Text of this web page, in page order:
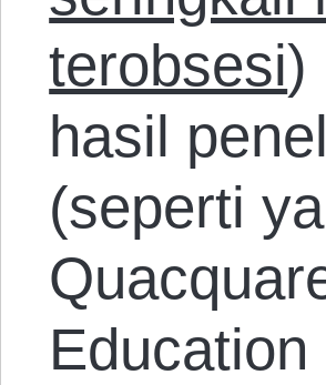
terobsesi)
hasil
(seperti